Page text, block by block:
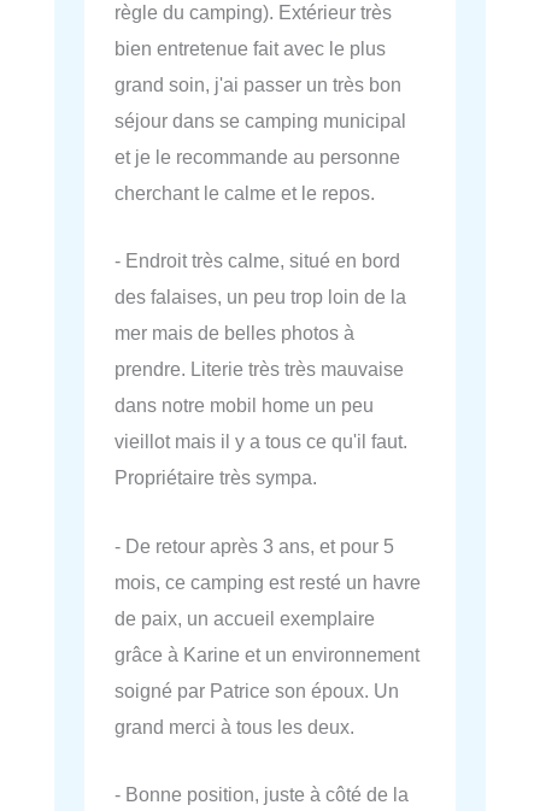
règle du camping). Extérieur très
bien entretenue fait avec le plus
grand soin, j'ai passer un très bon
séjour dans se camping municipal
et je le recommande au personne
cherchant le calme et le repos.
- Endroit très calme, situé en bord
des falaises, un peu trop loin de la
mer mais de belles photos à
prendre. Literie très très mauvaise
dans notre mobil home un peu
vieillot mais il y a tous ce qu'il faut.
Propriétaire très sympa.
- De retour après 3 ans, et pour 5
mois, ce camping est resté un havre
de paix, un accueil exemplaire
grâce à Karine et un environnement
soigné par Patrice son époux. Un
grand merci à tous les deux.
- Bonne position, juste à côté de la